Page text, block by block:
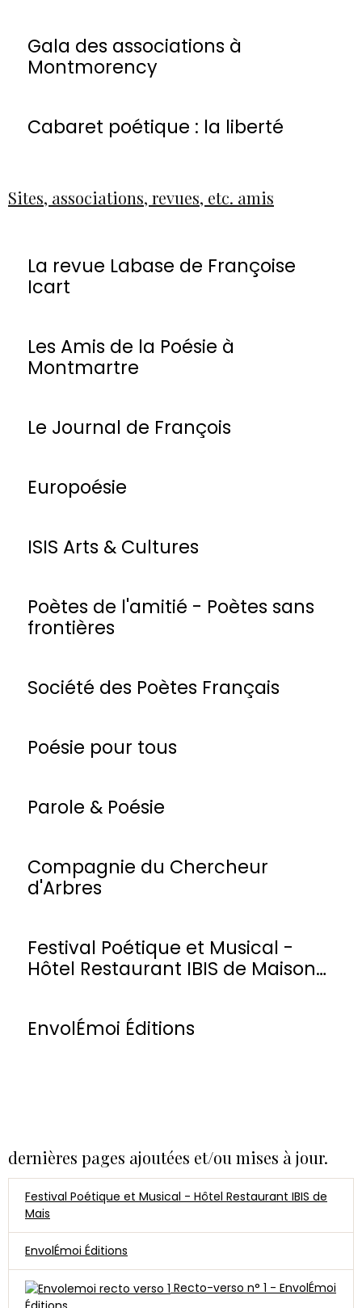
Gala des associations à
Montmorency
Cabaret poétique : la liberté
Sites, associations, revues, etc. amis
La revue Labase de Françoise
Icart
Les Amis de la Poésie à
Montmartre
Le Journal de François
Europoésie
ISIS Arts & Cultures
Poètes de l'amitié - Poètes sans
frontières
Société des Poètes Français
Poésie pour tous
Parole & Poésie
Compagnie du Chercheur
d'Arbres
Festival Poétique et Musical -
Hôtel Restaurant IBIS de Maisons-
EnvolÉmoi Éditions
dernières pages ajoutées et/ou mises à jour.
Festival Poétique et Musical - Hôtel Restaurant IBIS de
Mais
EnvolÉmoi Éditions
Recto-verso n° 1 - EnvolÉmoi